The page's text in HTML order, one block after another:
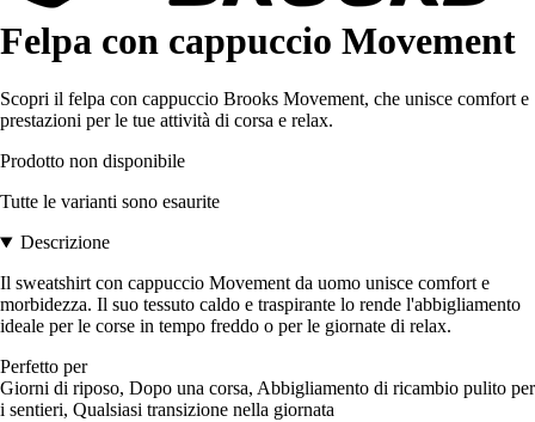
Felpa con cappuccio Movement
Scopri il felpa con cappuccio Brooks Movement, che unisce comfort e
prestazioni per le tue attività di corsa e relax.
Prodotto non disponibile
Tutte le varianti sono esaurite
Descrizione
Il sweatshirt con cappuccio Movement da uomo unisce comfort e
morbidezza. Il suo tessuto caldo e traspirante lo rende l'abbigliamento
ideale per le corse in tempo freddo o per le giornate di relax.
Perfetto per
Giorni di riposo, Dopo una corsa, Abbigliamento di ricambio pulito per
i sentieri, Qualsiasi transizione nella giornata